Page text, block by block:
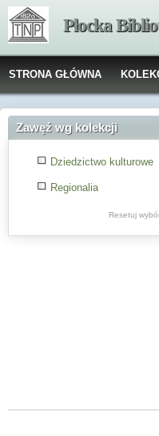
Płocka
STRONA GŁÓWNA
Zawęź wg kolekcji
Dziedzictwo kulturowe
Regionalia
Resetuj